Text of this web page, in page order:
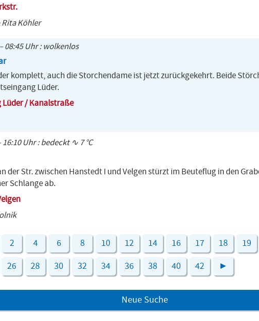
Rita Köhler
08:45 Uhr : wolkenlos
komplett, auch die Storchendame ist jetzt zurückgekehrt. Beide
Lüder.
Lüder / Kanalstraße
16:10 Uhr : bedeckt ∿ 7 °C
der Str. zwischen Hanstedt I und Velgen stürzt im Beuteflug in den
Schlange ab.
2 4 6 8 10 12 14 16 17 18 19
26 28 30 32 34 36 38 40 42 ►
Neue Suche